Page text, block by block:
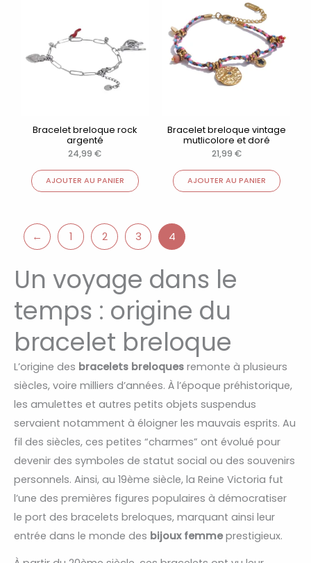
Bracelet breloque rock
argenté
24,99 €
AJOUTER AU PANIER
Bracelet breloque vintage
mutlicolore et doré
21,99 €
AJOUTER AU PANIER
← 1 2 3 4
Un voyage dans le
temps : origine du
bracelet breloque
L’origine des bracelets breloques remonte à plusieurs
siècles, voire milliers d’années. À l’époque préhistorique,
les amulettes et autres petits objets suspendus
servaient notamment à éloigner les mauvais esprits. Au
fil des siècles, ces petites “charmes” ont évolué pour
devenir des symboles de statut social ou des souvenirs
personnels. Ainsi, au 19ème siècle, la Reine Victoria fut
l’une des premières figures populaires à démocratiser
le port des bracelets breloques, marquant ainsi leur
entrée dans le monde des bijoux femmeprestigieux.